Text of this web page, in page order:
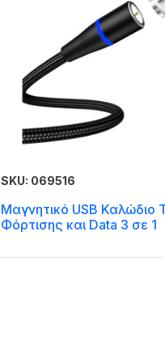
SKU: 069516
Μαγνητικό USB Καλώδιο
Φόρτισης και Data 3 σε 1